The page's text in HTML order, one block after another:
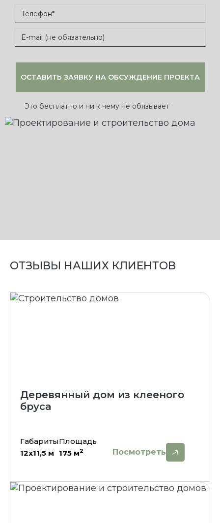
Это бесплатно и ни к чему не обязывает
ОТЗЫВЫ НАШИХ КЛИЕНТОВ
Деревянный дом из клееного
бруса
Габариты
12х11,5 м
Площадь
175 м2 Посмотреть